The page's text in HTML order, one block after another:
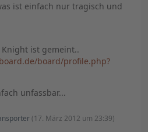
ist einfach nur tragisch und
ist gemeint..
board/profile.php?
unfassbar...
(17. März 2012 um 23:39)